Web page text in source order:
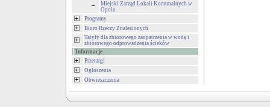
Miejski Zarząd Lokali Komunalnych w
Opolu
Programy
Biuro Rzeczy Znalezionych
Tatyfy dla zbiorowego zaopatrzenia w wodę i
zbiorowego odprowadzenia ścieków
Informacje
Przetargi
Ogłoszenia
Obwieszczenia